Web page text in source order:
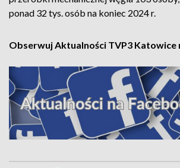
ponad 32 tys. osób na koniec 2024 r.
Obserwuj Aktualności TVP3 Katowice